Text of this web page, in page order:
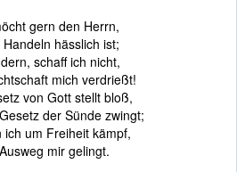
gern den Herrn,
hässlich ist;
schaff ich nicht,
mich verdrießt!
von Gott stellt bloß,
der Sünde zwingt;
ich um Freiheit kämpf,
mir gelingt.